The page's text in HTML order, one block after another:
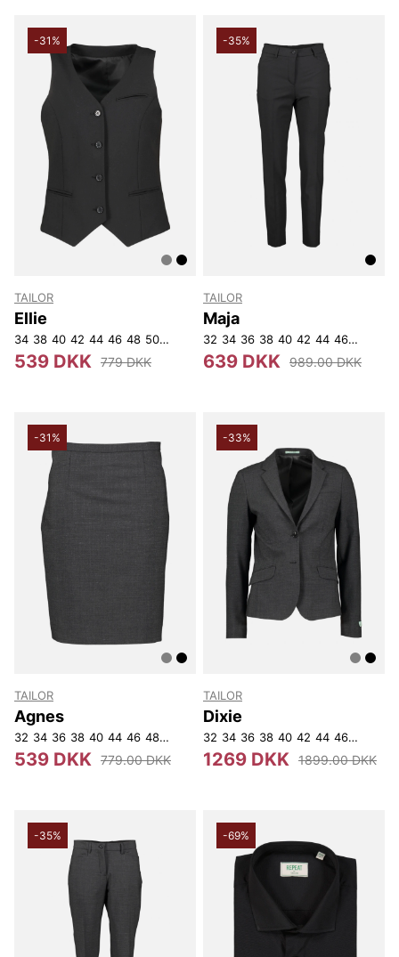
-31%
TAILOR
Ellie
34 38 40 42 44 46 48 50 52
539 DKK 779 DKK
-35%
TAILOR
Maja
32 34 36 38 40 42 44 46 48
639 DKK 989.00 DKK
-31%
TAILOR
Agnes
32 34 36 38 40 44 46 48 52
539 DKK 779.00 DKK
-33%
TAILOR
Dixie
32 34 36 38 40 42 44 46 48
1269 DKK 1899.00 DKK
-35% -69%